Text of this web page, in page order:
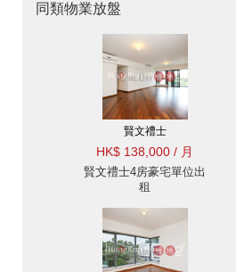
同類物業放盤
賢文禮士
HK$ 138,000 / 月
賢文禮士4房豪宅單位出
租